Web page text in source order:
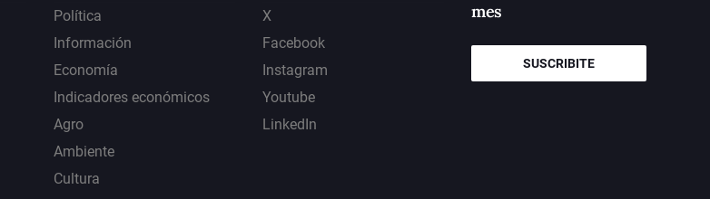
Política
Información
Economía
Indicadores económicos
Agro
Ambiente
Cultura
X
Facebook
Instagram
Youtube
LinkedIn
mes
SUSCRIBITE